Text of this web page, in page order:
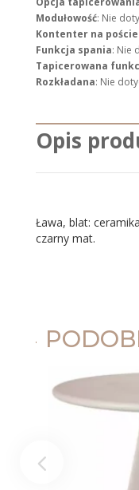
Modułowość: Nie
Kontenter na
Funkcja spania: Nie
Tapicerowana
Rozkładana: Nie
Opis
Ława, blat:
czarny mat.